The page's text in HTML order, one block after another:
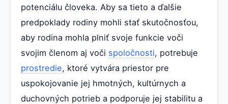
potenciálu človeka. Aby sa tieto a ďalšie
predpoklady rodiny mohli stať skutočnosťou,
aby rodina mohla plniť svoje funkcie voči
svojim členom aj voči spoločnosti, potrebuje
prostredie, ktoré vytvára priestor pre
uspokojovanie jej hmotných, kultúrnych a
duchovných potrieb a podporuje jej stabilitu a